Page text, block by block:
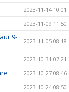
2023-11-14 10:01
2023-11-09 11:50
9-
2023-11-05 08:18
2023-10-31 07:21
2023-10-27 08:46
2023-10-24 08:50